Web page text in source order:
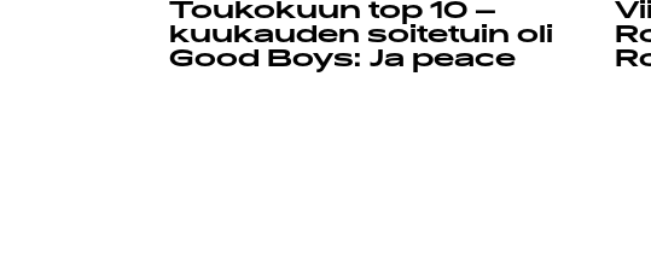
Toukokuun top 10 –
kuukauden soitetuin oli
Good Boys: Ja peace